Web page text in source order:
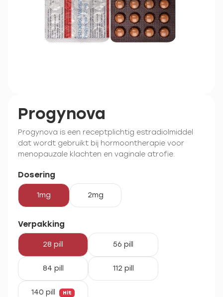
Progynova
Progynova is een receptplichtig estradiolmiddel
dat wordt gebruikt bij hormoontherapie voor
menopauzale klachten en vaginale atrofie.
Dosering
1mg 2mg
Verpakking
28 pill 56 pill
84 pill 112 pill
140 pill Hit